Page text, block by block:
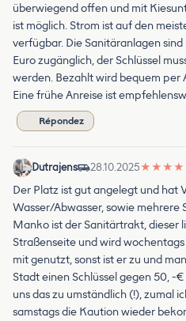
überwiegend offen und mit
ist möglich. Strom ist auf den
verfügbar. Die Sanitäranlagen
Euro zugänglich, der Schlüssel
werden. Bezahlt wird bequem per
Eine frühe Anreise ist
Répondez
Dutrajens 28.10.2025★ ★ ★ ★
Der Platz ist gut angelegt und hat
Wasser/Abwasser, sowie
Manko ist der Sanitärtrakt, dieser
Straßenseite und wird
mit genutzt, sonst ist er zu und
Stadt einen Schlüssel gegen 50, -
uns das zu umständlich (!), zumal
samstags die Kaution wieder